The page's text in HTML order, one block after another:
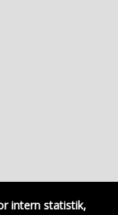
intern statistik,